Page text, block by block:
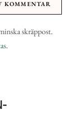
skräppost.
.